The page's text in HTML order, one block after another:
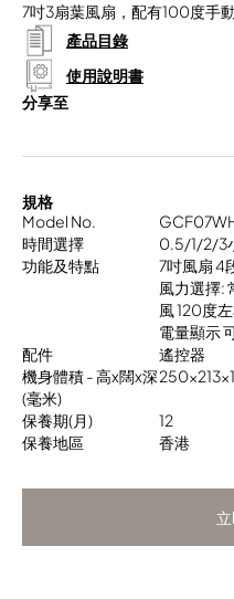
7吋3扇葉風扇，配有100度手
產品目錄
使用說明書
分享至
規格
Model No.
時間選擇
0.5/1/2/3
功能及特點
7吋風扇 4
風力選擇:
風 120度
電量顯示
配件
遙控器
機身體積 - 高x闊x深
(毫米)
保養期(月)
12
保養地區
香港